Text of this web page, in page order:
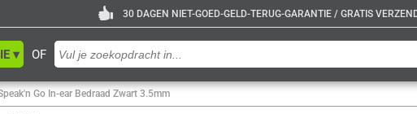
30 DAGEN NIET-GOED-GELD-TERUG-GARANTIE / GRATIS
OF
▾
Go In-ear Bedraad Zwart 3.5mm